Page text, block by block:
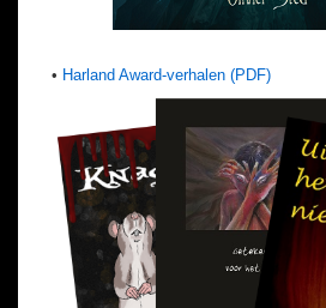
• Harland Award-verhalen (PDF)